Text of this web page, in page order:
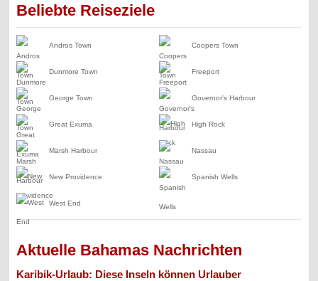
Beliebte Reiseziele
Andros Town Coopers Town
Dunmore Town Freeport
George Town Governor's Harbour
Great Exuma High Rock
Marsh Harbour Nassau
New Providence Spanish Wells
West End
Aktuelle Bahamas Nachrichten
Karibik-Urlaub: Diese Inseln können Urlauber